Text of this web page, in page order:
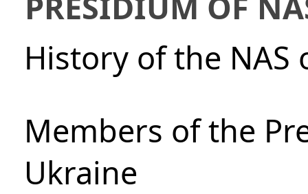
History of the NAS
Members of the
Ukraine